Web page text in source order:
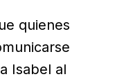
quienes
Isabel al